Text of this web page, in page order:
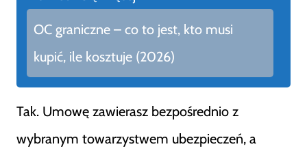
OC graniczne – co to jest, kto musi
kupić, ile kosztuje (2026)
Tak. Umowę zawierasz bezpośrednio z
wybranym towarzystwem ubezpieczeń, a